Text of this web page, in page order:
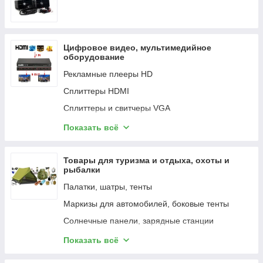
Замки, фурнитура Кировсельмаш (Кировский
Завод Сельскохозяйственного
Машиностроения)
Дверная фурнитура Forme
Замки, фурнитура ОМЕГА
Замки, фурнитура Apecs
Комплектующие для дверей и окон
Цифровое видео, мультимедийное
оборудование
Рекламные плееры HD
Сплиттеры HDMI
Сплиттеры и свитчеры VGA
Свитчеры HDMI
Контроллеры для видеостен
Матричные коммутаторы HDMI
Гибкие матричные распределители по FTP,
SFTP
Сплиттеры HDMI по FTP, SFTP
Удлинители HDMI по UTP, FTP, SFTP,
коаксиальному кабелю
Показать всё
Товары для туризма и отдыха, охоты и
рыбалки
Палатки, шатры, тенты
Маркизы для автомобилей, боковые тенты
Солнечные панели, зарядные станции
Квадрокоптеры, дроны
Показать всё